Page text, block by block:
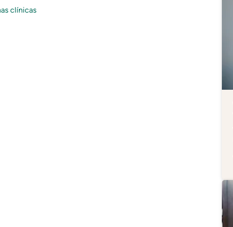
clínicas